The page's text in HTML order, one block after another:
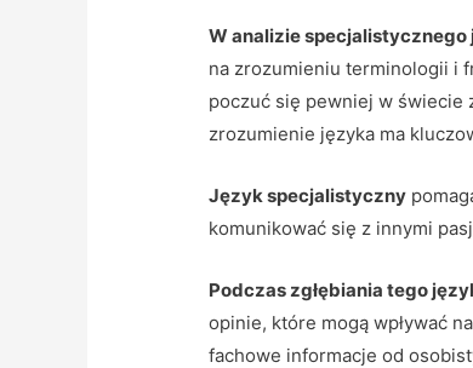
W analizie
na zrozumieniu terminologii i
poczuć się pewniej w świecie
zrozumienie języka ma
Język specjalistyczny
komunikować się z innymi
Podczas zgłębiania tego
opinie, które mogą wpływać
fachowe informacje od